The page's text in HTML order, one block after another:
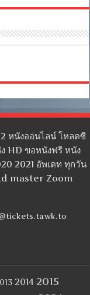
หนังออนไลน์ โหลดซี
HD ขอหนังฟรี หนัง
2021 อัพเดท ทุกวัน
master Zoom
2014 2015